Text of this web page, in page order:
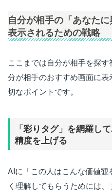
自分が相手の「あなた
表示されるための戦略
ここまでは自分が相手を探
分が相手のおすすめ画面に
切なポイントです。
「彩りタグ」を網羅し
精度を上げる
AIに「この人はこんな価値
く理解してもらうためには